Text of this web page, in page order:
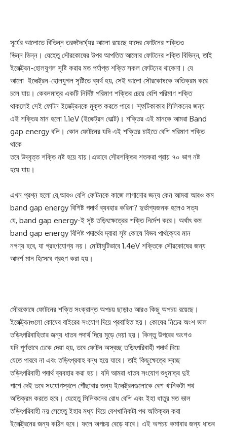
সূর্যের আলোতে বিভিন্ন তরঙ্গদৈর্ঘ্যের আলো রয়েছে যাদের ফোটনের শক্তিও
ভিন্ন ভিন্ন। যেহেতু সৌরকোষের উপর আপতিত আলোর ফোটনের শক্তি বিভিন্ন, তাই
ইলেক্ট্রন-হোলযুগল সৃষ্টি করার মত পর্যাপ্ত শক্তি সকল ফোটনের থাকেনা। যে
আলো ইলেক্ট্রন-হোলযুগল সৃষ্টিতে ব্যর্থ হয়, সেই আলো সৌরকোষকে অতিক্রম করে
চলে যায়। কেবলমাত্র একটি নির্দিষ্ট পরিমাণ শক্তির চেয়ে বেশি পরিমাণ শক্তি
থাকলেই সেই ফোটন ইলেক্ট্রনকে মুক্ত করতে পারে। স্ফটিকাকার সিলিকনের জন্য
এই শক্তির মান হলো 1.1eV (ইলেক্ট্রন ভোল্ট)। শক্তির এই মানকে আমরা Band
gap energy বলি। কোন ফোটনের যদি এই শক্তির চাইতে বেশি পরিমাণ শক্তি
থাকে
তবে উদবৃত্ত শক্তি নষ্ট হয়ে যায়।এভাবে সৌরশক্তির শতকরা প্রায় ৭০ ভাগ নষ্ট
হয়ে যায়।
এখন প্রশ্ন হলো যে,আরও বেশি ফোটনকে কাজে লাগানোর জন্য কেন আমরা আরও কম
band gap energy বিশিষ্ট পদার্থ ব্যবহার করিনা? দুর্ভাগ্যজনক হলেও সত্য
যে, band gap energy-ই সৃষ্ট তড়িৎক্ষেত্রের শক্তি নির্দেশ করে। অর্থাৎ কম
band gap energy বিশিষ্ট পদার্থের দ্বারা সৃষ্ট কোষে বিভব পার্থক্যের মান
নগণ্য হবে, যা গ্রহণযোগ্য নয়। মোটামুটিভাবে 1.4eV শক্তিকে সৌরকোষের জন্য
আদর্শ মান হিসেবে গ্রহণ করা হয়।
সৌরকোষে ফোটনের শক্তি সংক্রান্ত অপচয় ছাড়াও আরও কিছু অপচয় রয়েছে।
ইলেক্ট্রনগুলো কোষের বাইরের সংযোগ দিয়ে প্রবাহিত হয়। কোষের নিচের অংশ ভাল
তড়িৎপরিবাহিতার জন্য ধাতব পদার্থ দিয়ে মুড়ে দেয়া হয়। কিন্তু উপরের অংশও
যদি পূর্ণভাবে ঢেকে দেয়া হয়, তবে ফোটন অস্বচ্ছ তড়িৎপরিবাহী পদার্থ দিয়ে
যেতে পারবে না এবং তড়িৎপ্রবাহ বন্ধ হয়ে যাবে। তাই কিছুক্ষেত্রে স্বচ্ছ
তড়িৎপরিবাহী পদার্থ ব্যবহার করা হয়। যদি আমরা ধাতব সংযোগ শুধুমাত্র দুই
পাশে দেই তবে সংযোগস্থলে পৌঁছাবার জন্য ইলেক্ট্রনগুলোকে বেশ খানিকটা পথ
অতিক্রম করতে হবে। যেহেতু সিলিকনের রোধ বেশি এবং ইহা ধাতুর মত ভাল
তড়িৎপরিবাহী নয় সেহেতু ইহার মধ্য দিয়ে বেশখানিকটা পথ অতিক্রম করা
ইলেক্ট্রনের জন্য কঠিন হবে। ফলে অপচয় বেড়ে যাবে। এই অপচয় কমাবার জন্য ধাতব